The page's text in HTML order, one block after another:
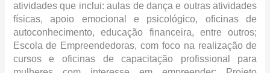
atividades que inclui: aulas de dança e outras atividades
físicas, apoio emocional e psicológico, oficinas de
autoconhecimento, educação financeira, entre outros;
Escola de Empreendedoras, com foco na realização de
cursos e oficinas de capacitação profissional para